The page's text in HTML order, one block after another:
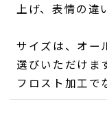
上げ、表情の違
サイズは、オー
選びいただけま
フロスト加工で